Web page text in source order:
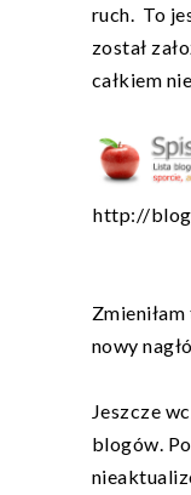
ruch. To
został
całkiem
http://
nowy
Jeszcze
blogów.